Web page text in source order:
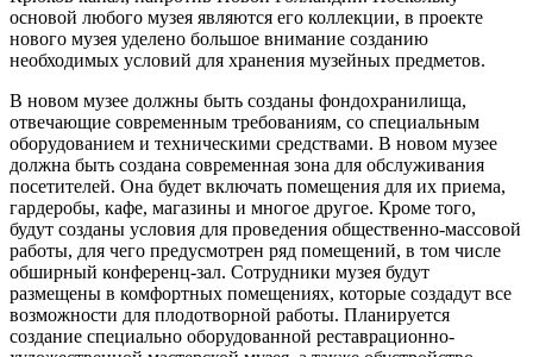
основой любого музея являются его коллекции, в проекте
нового музея уделено большое внимание созданию
необходимых условий для хранения музейных предметов.
В новом музее должны быть созданы фондохранилища,
отвечающие современным требованиям, со специальным
оборудованием и техническими средствами. В новом музее
должна быть создана современная зона для обслуживания
посетителей. Она будет включать помещения для их приема,
гардеробы, кафе, магазины и многое другое. Кроме того,
будут созданы условия для проведения общественно-массовой
работы, для чего предусмотрен ряд помещений, в том числе
обширный конференц-зал. Сотрудники музея будут
размещены в комфортных помещениях, которые создадут все
возможности для плодотворной работы. Планируется
создание специально оборудованной реставрационно-